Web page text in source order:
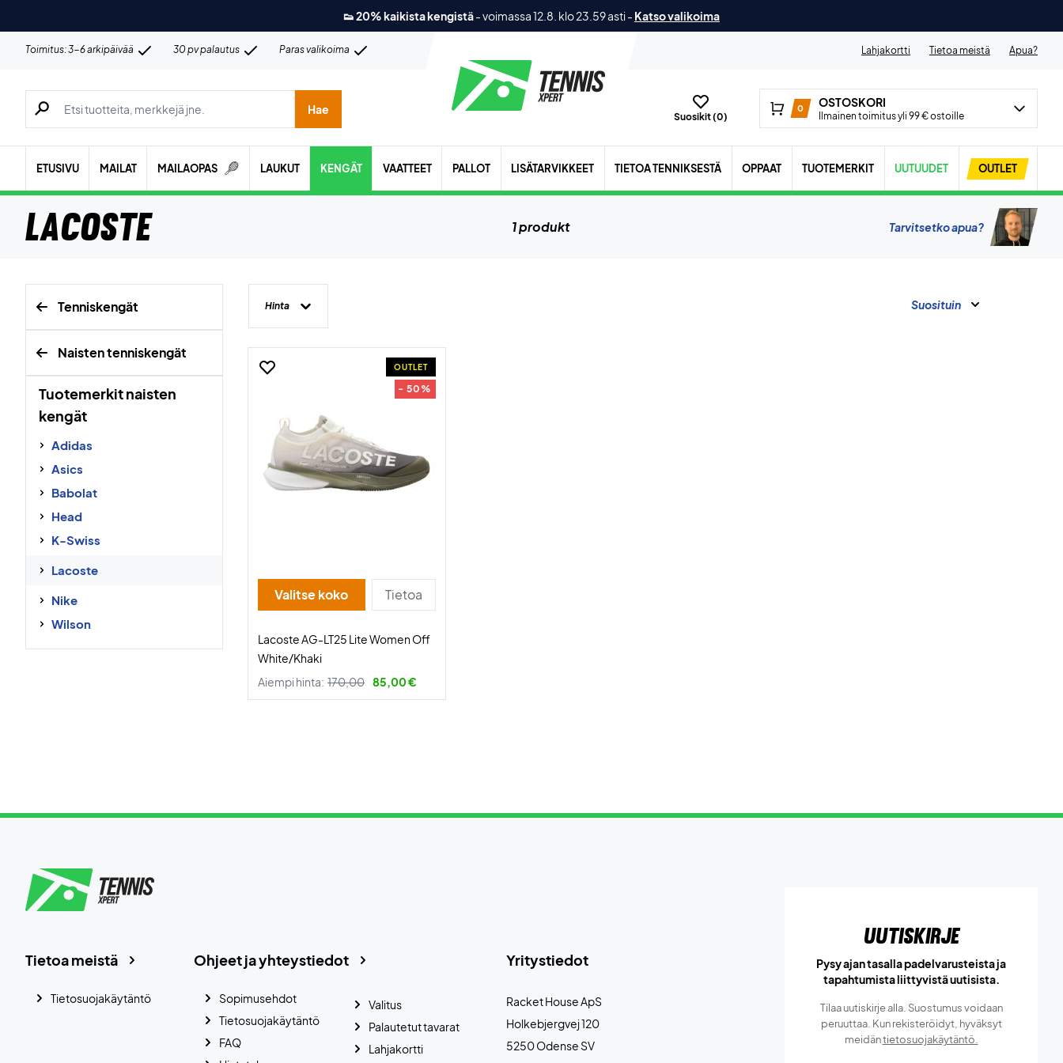
👟 20% kaikista kengistä-voimassa 12.8. klo 23.59 asti- Katso valikoima
Toimitus: 3-6 arkipäivää 30 pv palautus Paras valikoima Lahjakortti Tietoa meistä Apua?
Hae tuotteita, merkkejä jne.
Hae
Suosikit (0)
0 OSTOSKORI
Ilmainen toimitus yli 99 € ostoille
ETUSIVU MAILAT MAILAOPAS LAUKUT KENGÄT VAATTEET PALLOT LISÄTARVIKKEET TIETOA TENNIKSESTÄ OPPAAT TUOTEMERKIT UUTUUDET OUTLET
Lacoste 1 produkt Tarvitsetko apua?
Tenniskengät
Naisten tenniskengät
Tuotemerkit naisten
kengät
Adidas
Asics
Babolat
Head
K-Swiss
Lacoste
Nike
Wilson
Hinta Suosituin
OUTLET
- 50%
Valitse koko Tietoa
Lacoste AG-LT25 Lite Women Off
White/Khaki
Aiempi hinta: 170,00 85,00 €
Yritystiedot
Racket House ApS
Holkebjergvej 120
5250 Odense SV
Ohjeet ja yhteystiedot
Sopimusehdot
Tietosuojakäytäntö
FAQ
Valitus
Palautetut tavarat
Lahjakortti
Tietoa meistä
Tietosuojakäytäntö
Uutiskirje
Pysy ajan tasalla padelvarusteista ja
tapahtumista liittyvistä uutisista.
Tilaa uutiskirje alla. Suostumus voidaan
peruuttaa. Kun rekisteröidyt, hyväksyt
meidäntietosuojakäytäntö.